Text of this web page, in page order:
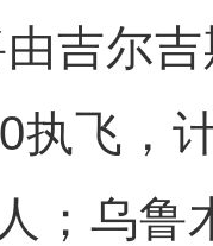
吉尔
执飞，
；乌鲁